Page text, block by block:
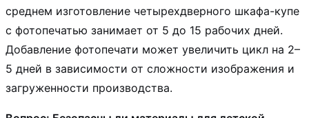
среднем изготовление четырехдверного шкафа-купе
с фотопечатью занимает от 5 до 15 рабочих дней.
Добавление фотопечати может увеличить цикл на 2–
5 дней в зависимости от сложности изображения и
загруженности производства.